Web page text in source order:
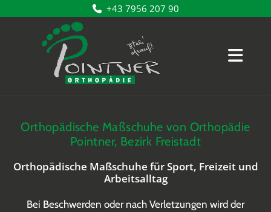
 +43 7956 207 90
Orthopädische Maßschuhe von Orthopädie
Pointner, Bezirk Freistadt
Orthopädische Maßschuhe für Sport, Freizeit und
Arbeitsalltag
Bei Beschwerden oder nach Verletzungen wird der